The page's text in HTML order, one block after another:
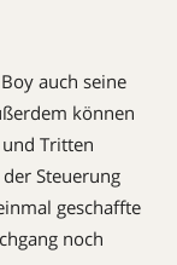
auch seine
können
Tritten
Steuerung
geschaffte
noch